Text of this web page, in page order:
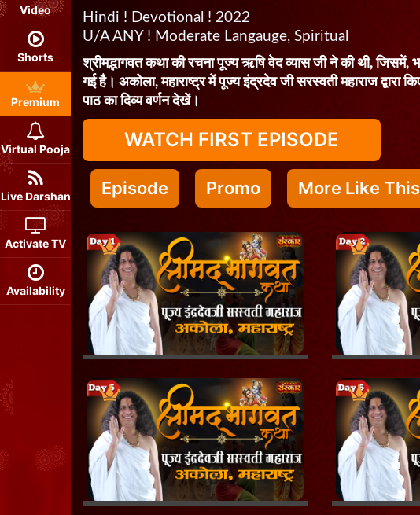
Video
Shorts
Premium
Virtual Pooja
Live Darshan
Activate TV
Availability
Hindi ! Devotional ! 2022
U/A ANY ! Moderate Langauge, Spiritual
श्रीमद्भागवत कथा की रचना पूज्य ऋषि वेद व्यास जी ने की थी, जिसमें,
गई है। अकोला, महाराष्ट्र में पूज्य इंद्रदेव जी सरस्वती महाराज द्वारा
पाठ का दिव्य वर्णन देखें।
WATCH FIRST EPISODE
Episode Promo More Like This